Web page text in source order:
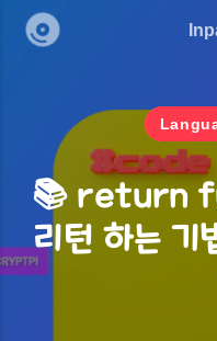
📚 return
리턴 하는 기